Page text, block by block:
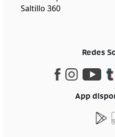
Saltillo 360
Redes
App